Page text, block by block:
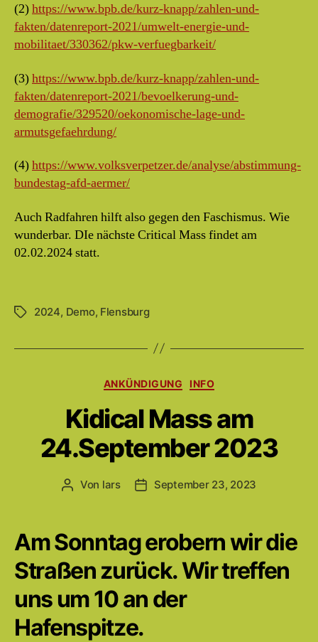
(2)https://www.bpb.de/kurz-knapp/zahlen-und-
fakten/datenreport-2021/umwelt-energie-und-
mobilitaet/330362/pkw-verfuegbarkeit/
(3)https://www.bpb.de/kurz-knapp/zahlen-und-
fakten/datenreport-2021/bevoelkerung-und-
demografie/329520/oekonomische-lage-und-
armutsgefaehrdung/
(4)https://www.volksverpetzer.de/analyse/abstimmung-
bundestag-afd-aermer/
Auch Radfahren hilft also gegen den Faschismus. Wie
wunderbar. DIe nächste Critical Mass findet am
02.02.2024 statt.
Schlagwörter
2024, Demo, Flensburg
Kategorien
ANKÜNDIGUNG INFO
Kidical Mass am
24.September 2023
Beitragsautor
Von lars Beitragsdatum
September 23, 2023
Am Sonntag erobern wir die
Straßen zurück. Wir treffen
uns um 10 an der
Hafenspitze.